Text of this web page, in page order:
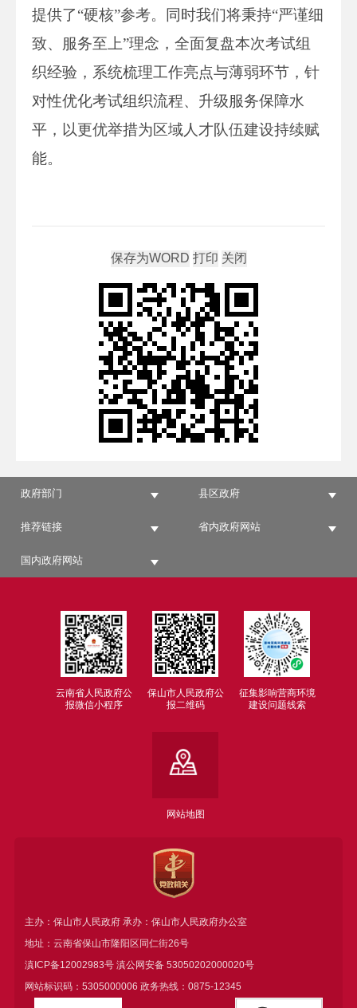
提供了“硬核”参考。同时我们将秉持“严谨细
致、服务至上”理念，全面复盘本次考试组
织经验，系统梳理工作亮点与薄弱环节，针
对性优化考试组织流程、升级服务保障水
平，以更优举措为区域人才队伍建设持续赋
能。
政府部门 县区政府
推荐链接 省内政府网站
国内政府网站
云南省人民政府公
报微信小程序
保山市人民政府公
报二维码
征集影响营商环境
建设问题线索
网站地图
主办：保山市人民政府 承办：保山市人民政府办公室
地址：云南省保山市隆阳区同仁街26号
滇ICP备12002983号滇公网安备 53050202000020号
网站标识码：5305000006 政务热线：0875-12345